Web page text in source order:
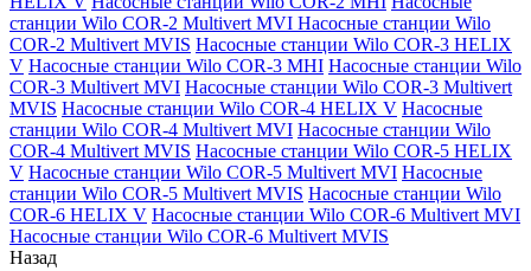
станции Wilo COR-2 Multivert MVI Насосные станции Wilo
COR-2 Multivert MVIS Насосные станции Wilo COR-3 HELIX
V Насосные станции Wilo COR-3 MHI Насосные станции Wilo
COR-3 Multivert MVI Насосные станции Wilo COR-3 Multivert
MVIS Насосные станции Wilo COR-4 HELIX V Насосные
станции Wilo COR-4 Multivert MVI Насосные станции Wilo
COR-4 Multivert MVIS Насосные станции Wilo COR-5 HELIX
V Насосные станции Wilo COR-5 Multivert MVI Насосные
станции Wilo COR-5 Multivert MVIS Насосные станции Wilo
COR-6 HELIX V Насосные станции Wilo COR-6 Multivert MVI
Насосные станции Wilo COR-6 Multivert MVIS
Назад